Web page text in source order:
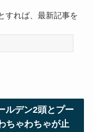
すれば、最新記事を
ルデン2頭とプー
ちゃわちゃが止